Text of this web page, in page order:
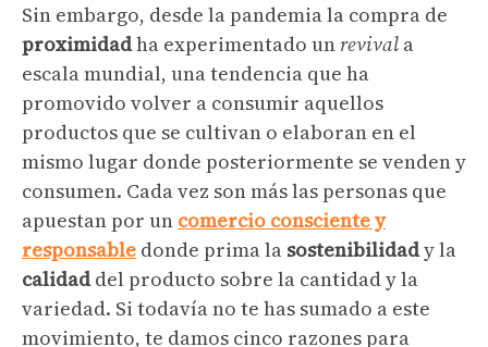
Sin embargo, desde la pandemia la compra de
proximidadha experimentado un revival a
escala mundial, una tendencia que ha
promovido volver a consumir aquellos
productos que se cultivan o elaboran en el
mismo lugar donde posteriormente se venden y
consumen. Cada vez son más las personas que
apuestan por un comercio consciente y
responsable donde prima la sostenibilidady la
calidaddel producto sobre la cantidad y la
variedad. Si todavía no te has sumado a este
movimiento, te damos cinco razones para